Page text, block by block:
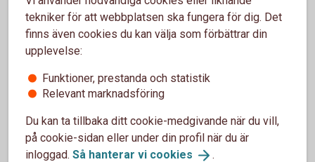
näringsidkare. En anmälan till nämnden måste vara
skriftlig. För att nämnden ska pröva ärendet finns
vissa värde- och tidsgränser. Den som gör en
per anmälan. Banken åtar sig att medverka i
Allmänna reklamationsnämndens behandling av
tvisten.
arn. se
tekniker för att webbplatsen ska fungera för dig. Det
finns även cookies du kan välja som förbättrar din
upplevelse:
Funktioner, prestanda och statistik
Relevant marknadsföring
Du kan ta tillbaka ditt cookie-medgivande när du vill,
på cookie-sidan eller under din profil när du är
inloggad. Så hanterar vi cookies .